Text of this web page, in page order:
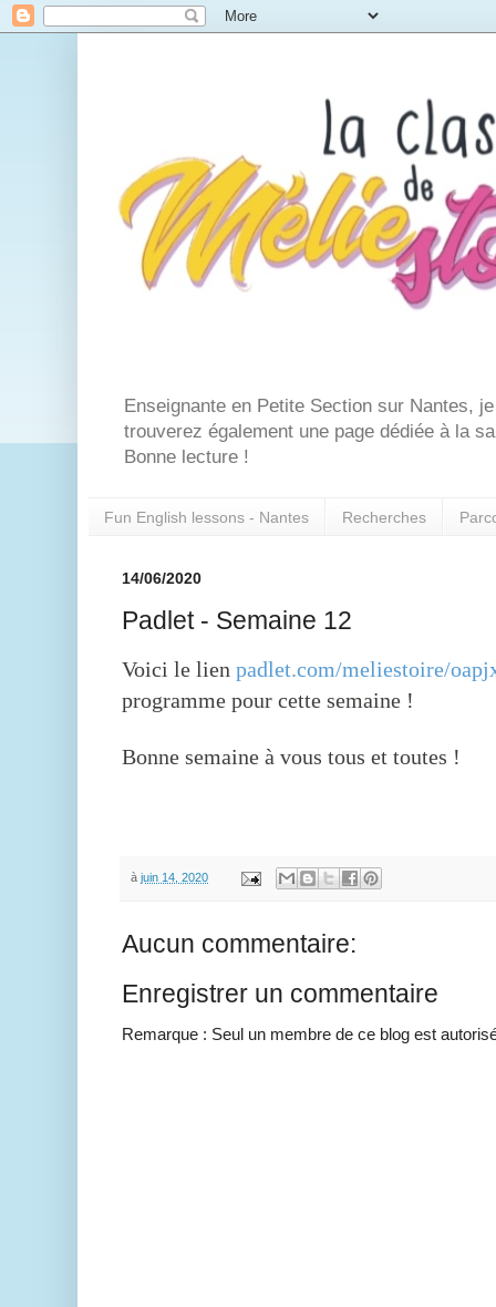
Enseignante en Petite Section sur Nantes,
trouverez également une page dédiée à la
Bonne lecture !
Fun English lessons - Nantes Recherches
14/06/2020
Padlet - Semaine 12
Voici le lien padlet.com/meliestoire/
programme pour cette semaine !
Bonne semaine à vous tous et toutes !
à juin 14, 2020
Aucun commentaire:
Enregistrer un commentaire
Remarque : Seul un membre de ce blog est